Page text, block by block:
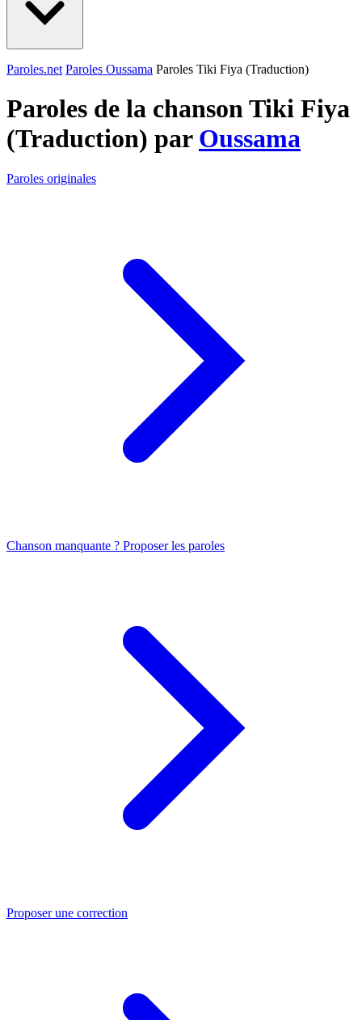
Paroles.net Paroles Oussama Paroles Tiki Fiya (Traduction)
Paroles de la chanson Tiki Fiya
(Traduction) par Oussama
Paroles originales
Chanson manquante ? Proposer les paroles
Proposer une correction